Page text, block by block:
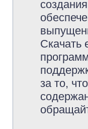
Скачать
за то,